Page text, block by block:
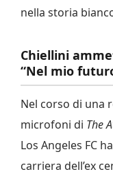
nella storia
Chiellini
“Nel mio
Nel corso di una
microfoni di The
Los Angeles FC
carriera dell’ex